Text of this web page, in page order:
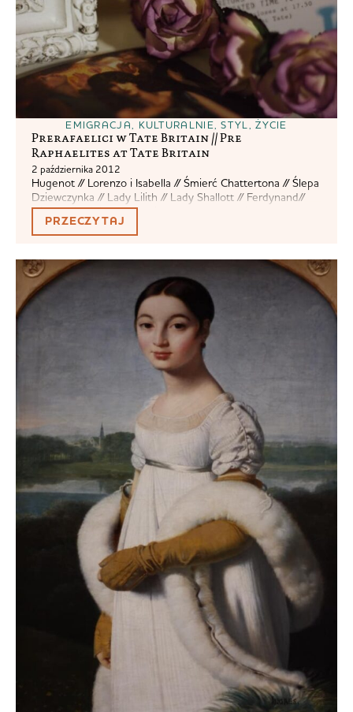
EMIGRACJA KULTURALNIE ,STYL ,ŻYCIE
Prerafaelici w Tate Britain // Pre
Raphaelites at Tate Britain
2 października 2012
Hugenot // Lorenzo i Isabella // Śmierć Chattertona // Ślepa
Dziewczynka // Lady Lilith // Lady Shallott // Ferdynand//
Triumf Niewiniątek // Maria Magdalena // Król Cophetua
Wszystkie obrazy pochodzą z Wikipedii zgodnie z prawami
autorskimi Jeśli coś może wybić z głowy myśli o zmianie
PRZECZYTAJ